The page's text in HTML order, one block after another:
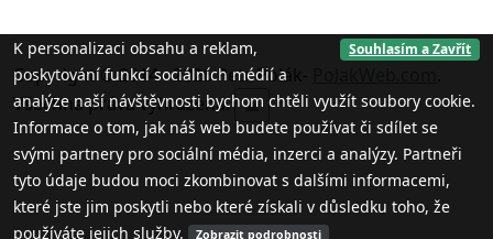
Copyright © 2014 - 2026 Petr Polák-
Všechna práva vyhrazena. ▲
Souhlasím a Zavřít
K personalizaci obsahu a reklam,
poskytování funkcí sociálních médií a
analýze naší návštěvnosti bychom chtěli využít soubory cookie.
Informace o tom, jak náš web budete používat či sdílet se
svými partnery pro sociální média, inzerci a analýzy. Partneři
tyto údaje budou moci zkombinovat s dalšími informacemi,
které jste jim poskytli nebo které získali v důsledku toho, že
používáte jejich služby.
Zobrazit podrobnosti